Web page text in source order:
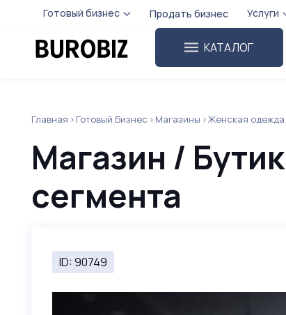
Готовый бизнес Продать бизнес Услуги
КАТАЛОГ
Главная Готовый Бизнес Магазины Женская одежда
Магазин /
сегмента
ID: 90749